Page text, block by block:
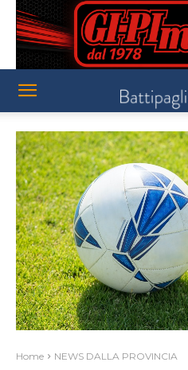
Home NEWS DALLA PROVINCIA